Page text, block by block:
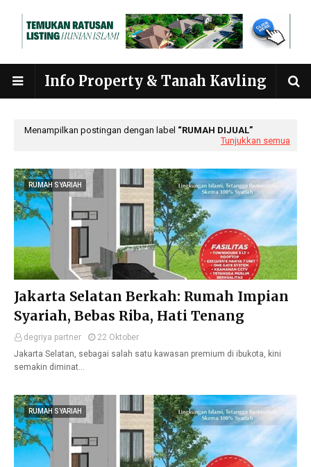
Info Property & Tanah Kavling
Menampilkan postingan dengan label
RUMAH DIJUAL
Tunjukkan semua
RUMAH SYARIAH
Jakarta Selatan Berkah: Rumah Impian
Syariah, Bebas Riba, Hati Tenang
degriya partner
22 Oktober
Jakarta Selatan, sebagai salah satu kawasan premium di ibukota, kini
semakin diminat…
RUMAH SYARIAH